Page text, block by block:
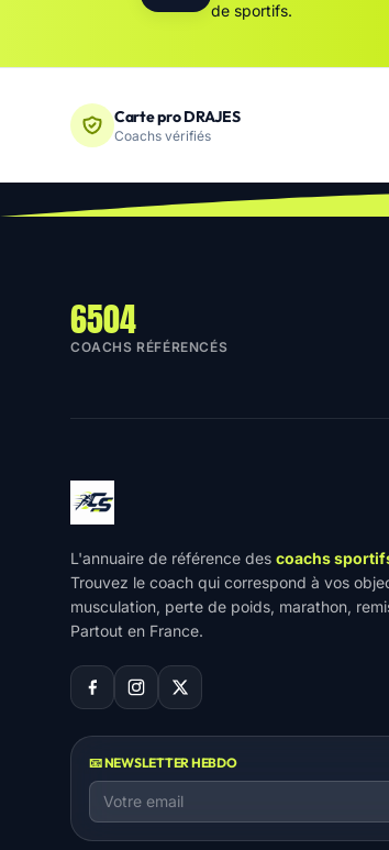
de sportifs.
Carte pro DRAJES
Coachs vérifiés
6504
COACHS RÉFÉRENCÉS
L'annuaire de référence des coachs
Trouvez le coach qui correspond à vos
musculation, perte de poids, marathon,
Partout en France.
📧 NEWSLETTER HEBDO